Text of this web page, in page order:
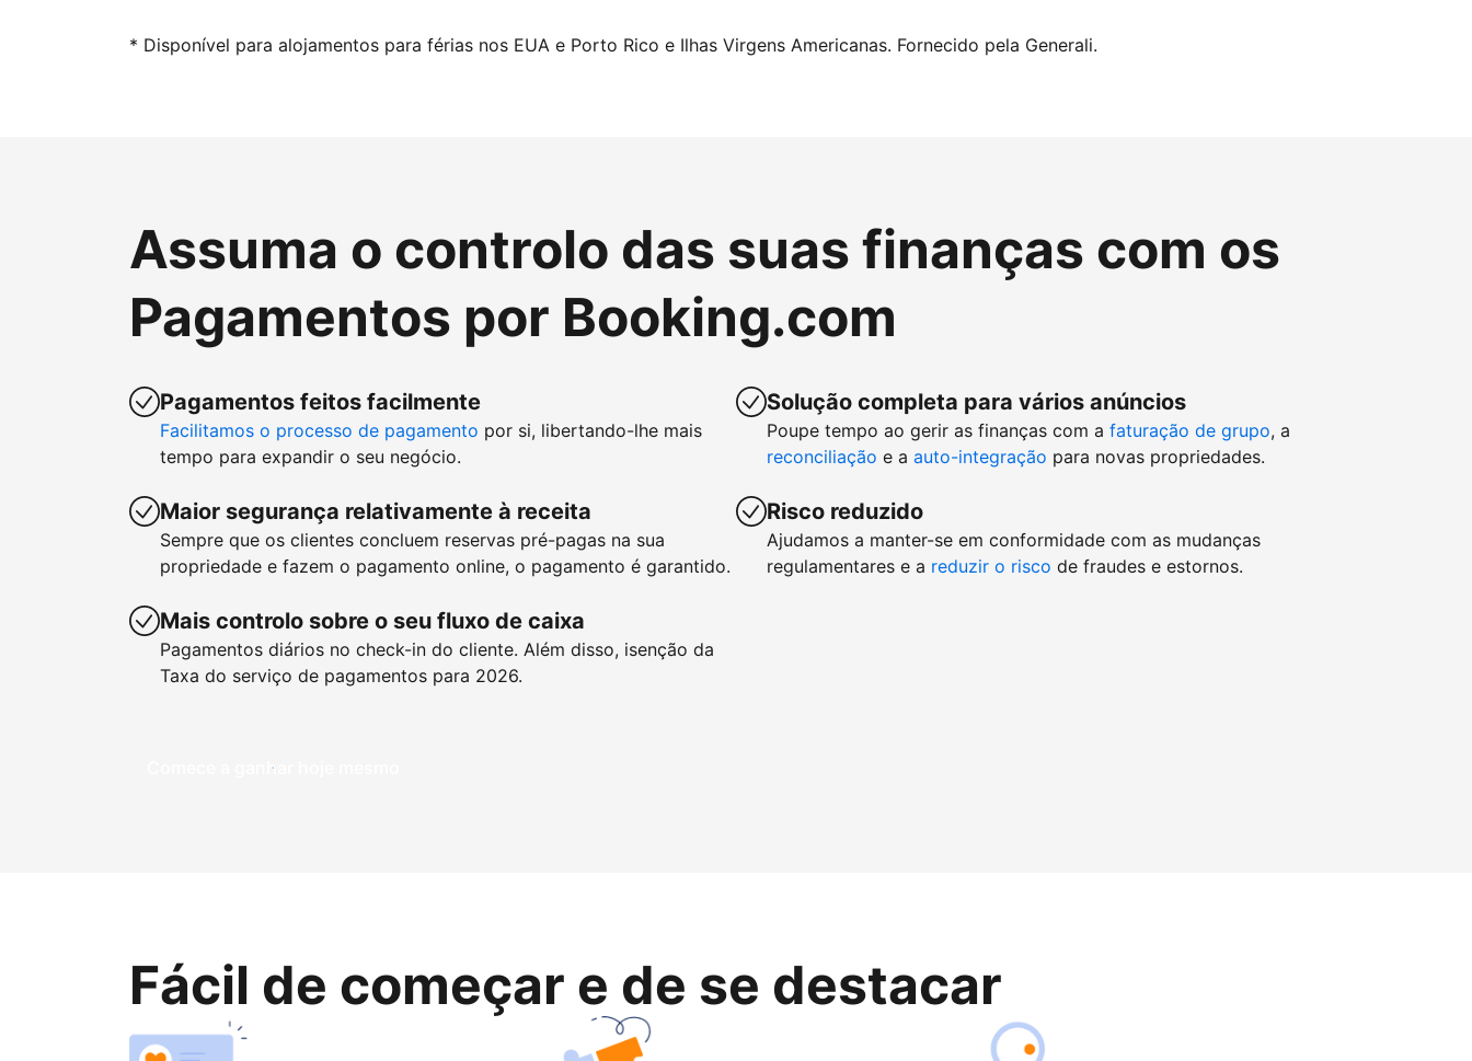
* Disponível para alojamentos para férias nos EUA e Porto Rico e Ilhas Virgens Americanas. Fornecido pela Generali.
Assuma o controlo das suas finanças com os
Pagamentos por Booking.com
Pagamentos feitos facilmente
Facilitamos o processo de pagamento por si, libertando-lhe mais
tempo para expandir o seu negócio.
Maior segurança relativamente à receita
Sempre que os clientes concluem reservas pré-pagas na sua
propriedade e fazem o pagamento online, o pagamento é garantido.
Mais controlo sobre o seu fluxo de caixa
Pagamentos diários no check-in do cliente. Além disso, isenção da
Taxa do serviço de pagamentos para 2026.
Solução completa para vários anúncios
Poupe tempo ao gerir as finanças com a faturação de grupo, a
reconciliação e a auto-integração para novas propriedades.
Risco reduzido
Ajudamos a manter-se em conformidade com as mudanças
regulamentares e a reduzir o risco de fraudes e estornos.
Comece a ganhar hoje mesmo
Fácil de começar e de se destacar